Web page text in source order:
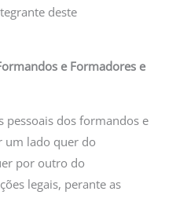
deste
e Formadores e
pessoais dos formandos e
um lado quer do
por outro do
legais, perante as